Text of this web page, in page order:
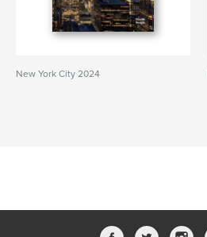
New York City 2024